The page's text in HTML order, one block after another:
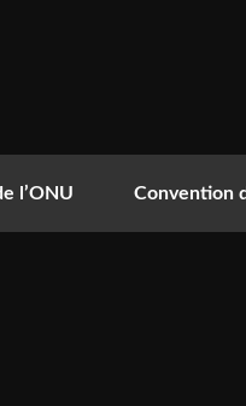
l’ONU Convention